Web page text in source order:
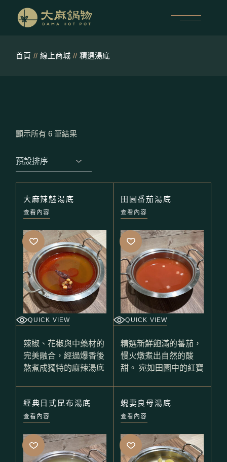
首頁 線上商城 精選湯底
顯示所有 6 筆結果
大麻辣魅湯底
查看內容
QUICK VIEW
辣椒、花椒與中藥材的
完美融合，經過爆香後
熬煮成獨特的麻辣湯底
田園番茄湯底
查看內容
QUICK VIEW
精選新鮮飽滿的蕃茄，
慢火燉煮出自然的酸
甜。 宛如田園中的紅寶
經典日式昆布湯底
查看內容
蜆妻良母湯底
查看內容